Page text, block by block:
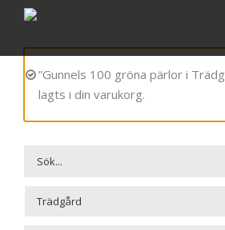
Fortsätt
innehållet
”Gunnels 100 gröna pärlor i
lagts i din varukorg.